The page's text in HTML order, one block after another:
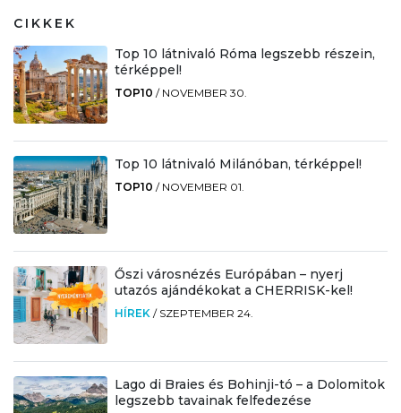
CIKKEK
Top 10 látnivaló Róma legszebb részein,
térképpel!
TOP10 / NOVEMBER 30.
Top 10 látnivaló Milánóban, térképpel!
TOP10 / NOVEMBER 01.
Őszi városnézés Európában – nyerj
utazós ajándékokat a CHERRISK-kel!
HÍREK / SZEPTEMBER 24.
Lago di Braies és Bohinji-tó – a Dolomitok
legszebb tavainak felfedezése